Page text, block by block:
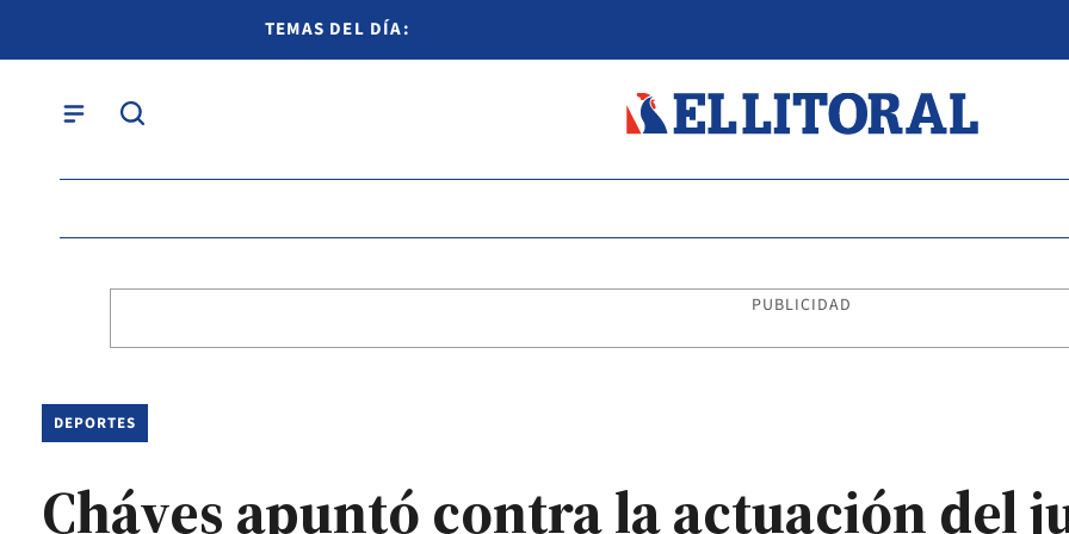
TEMAS DEL DÍA:
PUBLICIDAD
DEPORTES
Cháves apuntó contra la actuación del